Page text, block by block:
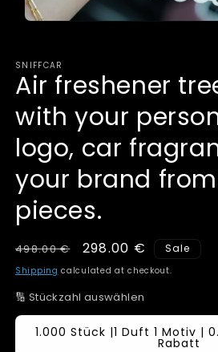
in
modal
SNIFFCAR
Air freshener
with your
logo, car
your brand from
pieces.
Regular
price
498.00 €
Sale
price
298.00 € Sale
Shipping calculated at checkout.
🔢 Stückzahl auswählen
1.000 Stück |1 Duft 1 Motiv |
Rabatt